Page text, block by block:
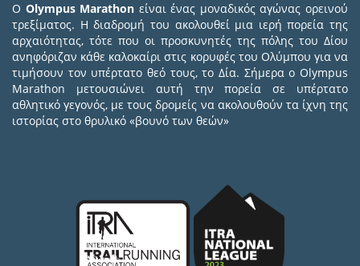
Ο Olympus Marathon είναι ένας μοναδικός αγώνας ορεινού
τρεξίματος. Η διαδρομή του ακολουθεί μια ιερή πορεία της
αρχαιότητας, τότε που οι προσκυνητές της πόλης του Δίου
ανηφόριζαν κάθε καλοκαίρι στις κορυφές του Ολύμπου για να
τιμήσουν τον υπέρτατο θεό τους, το Δία. Σήμερα ο Olympus
Marathon μετουσιώνει αυτή την πορεία σε υπέρτατο
αθλητικό γεγονός, με τους δρομείς να ακολουθούν τα ίχνη της
ιστορίας στο θρυλικό «βουνό των θεών»